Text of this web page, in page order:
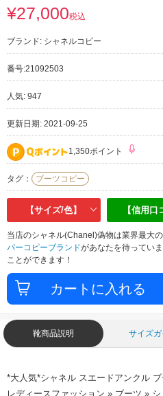
¥27,000税込
ブランド: シャネルコピー
番号:21092503
人気: 947
更新日期: 2021-09-25
1,350ポイント
タグ： ブーツコピー
【サイズ/色】 【信用口
当店のシャネル(Chanel)偽物は業界最大
パーコピーブランドがあなたを待ってい
ことができます！
靴商品説明 サイズガ
*大人気*シャネル スエードアンクル
レディースファッション » ブーツ »